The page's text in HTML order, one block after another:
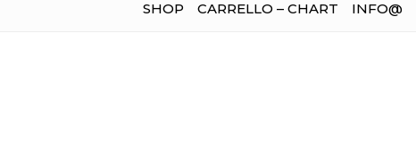
SHOP CARRELLO – CHART INFO@